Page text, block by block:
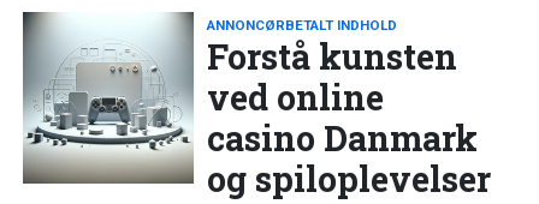
ANNONCØRBETALT INDHOLD
Forstå kunsten
ved online
casino Danmark
og spiloplevelser